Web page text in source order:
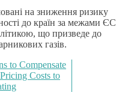
на зниження ризику
до країн за межами ЄС
що призведе до
газів.
to Compensate
Costs to